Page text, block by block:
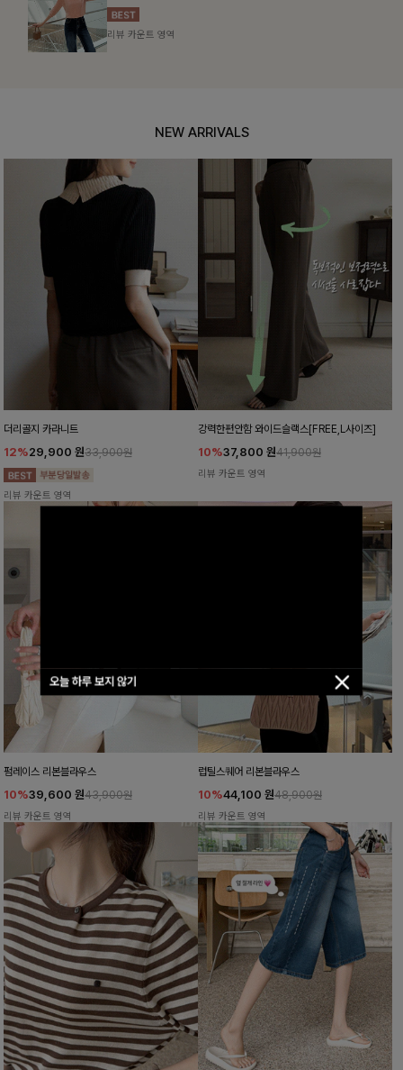
오늘 하루 보지 않기
리뷰 카운트 영역
NEW ARRIVALS
더리골지 카라니트
12%29,900 원33,900원
리뷰 카운트 영역
강력한편안함 와이드슬랙스[FREE,L사이즈]
10%37,800 원41,900원
리뷰 카운트 영역
펌레이스 리본블라우스
10%39,600 원43,900원
리뷰 카운트 영역
럽틸스퀘어 리본블라우스
10%44,100 원48,900원
리뷰 카운트 영역